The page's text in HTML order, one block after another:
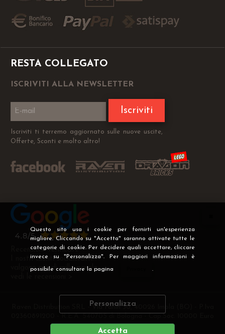
Questo sito usa i cookie per fornirti un'esperienza
migliore. Cliccando su "Accetta" saranno attivate tutte le
categorie di cookie. Per decidere quali accettare, cliccare
invece su "Personalizza". Per maggiori informazioni è
possibile consultare la pagina .
Personalizza
Accetta
RESTA COLLEGATO
ISCRIVITI ALLA NEWSLETTER
Iscriviti
Iscriviti ti terremo aggiornato sulle nuove uscite,
Offerte, Sconti e molto altro!
Recensioni Verificate
I nostri clienti soddisfatti
valgono più di mille parole
Raven Distribution SRL - Via Fanin 30, 40026 Imola (BO) - P.Iva
i.v